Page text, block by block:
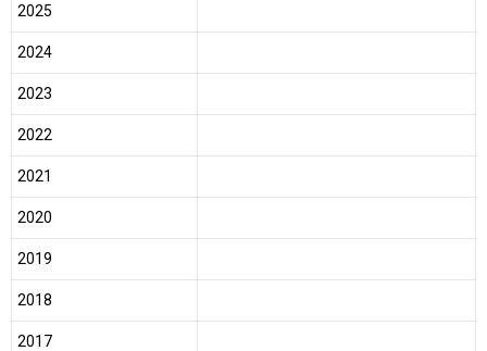
2025
2024
2023
2022
2021
2020
2019
2018
2017